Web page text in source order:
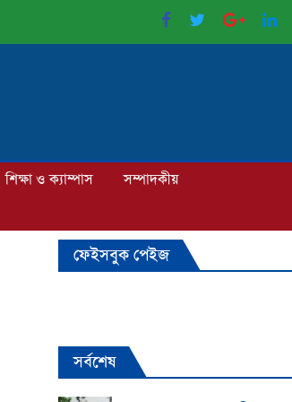
শিক্ষা ও ক্যাম্পাস
সম্পাদকীয়
ফেইসবুক পেইজ
সর্বশেষ